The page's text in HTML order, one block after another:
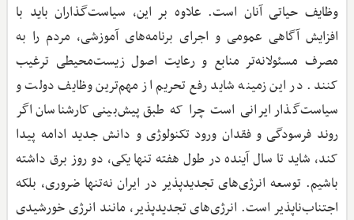
وظایف حیاتی آنان است. علاوه بر این، سیاست‌گذاران باید با
افزایش آگاهی عمومی و اجرای برنامه‌های آموزشی، مردم را به
مصرف مسئولانه‌تر منابع و رعایت اصول زیست‌محیطی ترغیب
کنند. در این زمینه شاید رفع تحریم از مهم‌ترین وظایف دولت و
سیاست‌گذار ایرانی است چرا که طبق پیش‌بینی کارشناسان اگر
روند فرسودگی و فقدان ورود تکنولوژی و دانش جدید ادامه پیدا
کند، شاید تا سال آینده در طول هفته تنها یکی، دو روز برق داشته
باشیم. توسعه انرژی‌های تجدیدپذیر در ایران نه‌تنها ضروری، بلکه
اجتناب‌ناپذیر است. انرژی‌های تجدیدپذیر، مانند انرژی خورشیدی